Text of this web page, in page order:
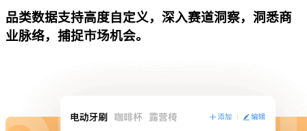
品类数据支持高度自定义，深入赛道洞察，洞悉商
业脉络，捕捉市场机会。